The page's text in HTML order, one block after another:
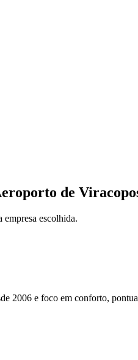
de
escolhida.
2006 e foco em conforto,